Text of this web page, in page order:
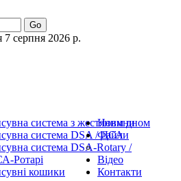
Go
7 серпня 2026 р.
система з жестяним дном
система DSA / ДСА
система DSA-Rotary /
Ротарі
кошики
Новини
Файли
Відео
Контакти